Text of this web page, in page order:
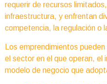
requerir de recursos
infraestructura, y enfrentan
competencia, la regulación o
Los emprendimientos
el sector en el que operan, el
modelo de negocio que